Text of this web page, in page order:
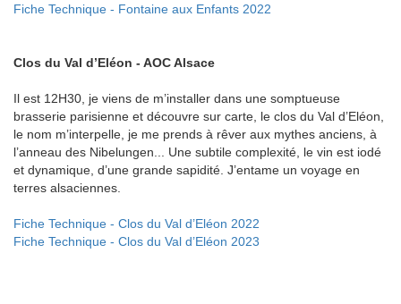
Fiche Technique - Fontaine aux Enfants 2022
Clos du Val d’Eléon - AOC Alsace
Il est 12H30, je viens de m’installer dans une somptueuse
brasserie parisienne et découvre sur carte, le clos du Val d’Eléon,
le nom m’interpelle, je me prends à rêver aux mythes anciens, à
l’anneau des Nibelungen... Une subtile complexité, le vin est iodé
et dynamique, d’une grande sapidité. J’entame un voyage en
terres alsaciennes.
Fiche Technique - Clos du Val d’Eléon 2022
Fiche Technique - Clos du Val d’Eléon 2023